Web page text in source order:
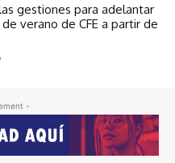
gestiones para adelantar
verano de CFE a partir de
-